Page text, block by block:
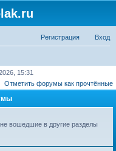
Вход
Регистрация
и
15:31
Отметить форумы как прочтённые
вошедшие в другие разделы